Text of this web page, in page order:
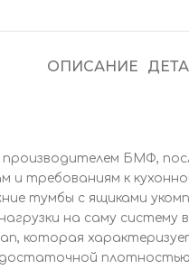
ОПИСАНИЕ
БМФ,
требованиям к
тумбы с ящиками
на саму систему
которая